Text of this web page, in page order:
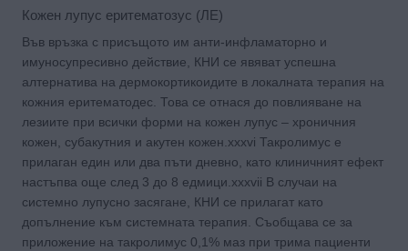
Кожен лупус еритематозус (ЛЕ)
Във връзка с присъщото им анти-инфламаторно и
имуносупресивно действие, КНИ се явяват успешна
алтернатива на дермокортикоидите в локалната терапия на
кожния еритематодес. Това се отнася до повлияване на
лезиите при всички форми на кожен лупус – хроничния
кожен, субакутния и акутен кожен.xxxvi Такролимус е
прилаган един или два пъти дневно, като клиничният ефект
настъпва още след 3 до 8 едмици.xxxvii В случаи на
системно лупусно засягане, КНИ се прилагат като
допълнение към системната терапия. Съобщава се за
приложение на такролимус 0,1% маз при трима пациенти